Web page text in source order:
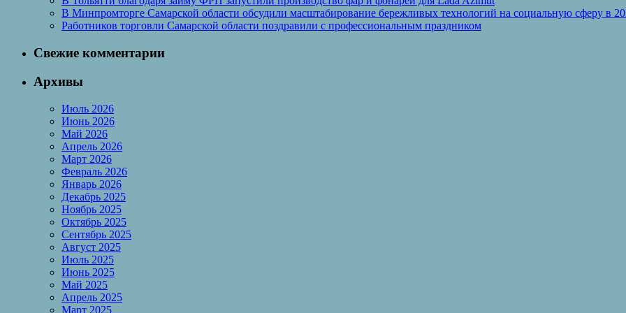
В Минпромторге Самарской области обсудили масштабирование бережливых технологий на социальную сферу в
Работников торговли Самарской области поздравили с профессиональным праздником
Свежие комментарии
Архивы
Июль 2026
Июнь 2026
Май 2026
Апрель 2026
Март 2026
Февраль 2026
Январь 2026
Декабрь 2025
Ноябрь 2025
Октябрь 2025
Сентябрь 2025
Август 2025
Июль 2025
Июнь 2025
Май 2025
Апрель 2025
Март 2025